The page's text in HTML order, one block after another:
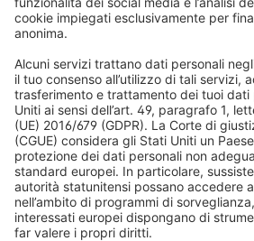
Veneziane
Motori per tapparelle
Zanzariere
Tende da sole
Domotica
Elettronica e radio
FAQs
Diritto di recesso/ reclami
Newsletter
Tempi di consegna e spedizione
Metodi di pagamento
Condizioni del buono
Avvertenze di sicurezza
Registrazioni
Informazioni obbligatorie per i consumatori
Chi siamo
Cosa dicono i nostri clienti
Metodi di pagamento
Partner di spedizione